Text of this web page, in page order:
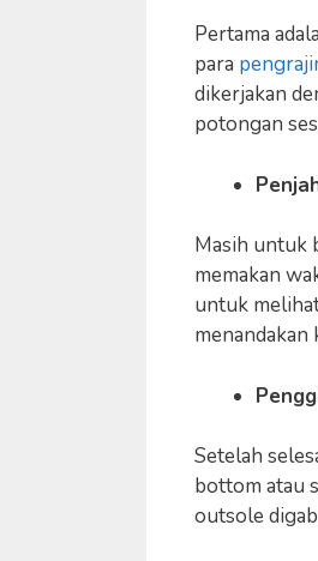
Pertama
para
dikerjakan
potongan
Masih untuk
memakan
untuk
Setelah
bottom atau
outsole